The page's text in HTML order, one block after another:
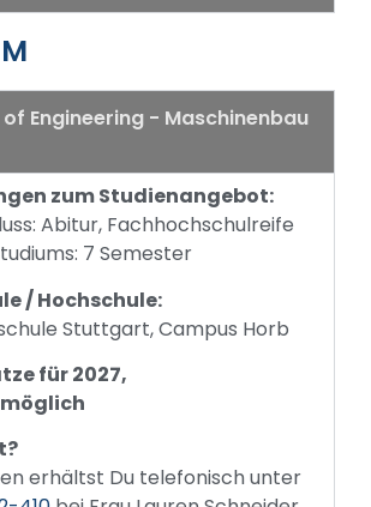
Engineering - Maschinenbau
zum Studienangebot:
Abitur, Fachhochschulreife
7 Semester
/ Hochschule:
Stuttgart, Campus Horb
für 2027,
erhältst Du telefonisch unter